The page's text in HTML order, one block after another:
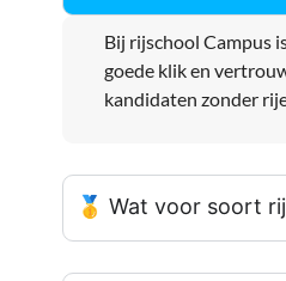
Bij rijschool Campus
goede klik en
kandidaten zonder
🥇 Wat voor soort